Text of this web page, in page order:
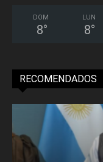
DOM
8°
LUN
8°
RECOMENDADOS